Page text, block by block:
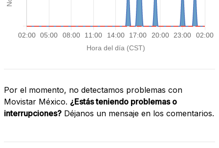
Por el momento, no detectamos problemas con
Movistar México. ¿Estás teniendo problemas o
interrupciones? Déjanos un mensaje en los comentarios.